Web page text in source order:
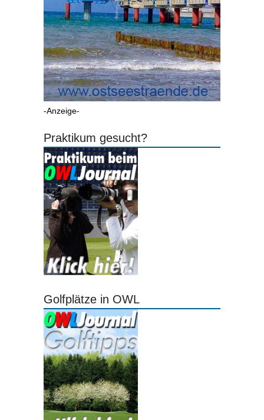
-Anzeige-
Praktikum gesucht?
Golfplätze in OWL